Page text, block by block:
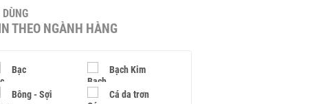
THEO NGÀNH HÀNG
Bạc Bạch Kim
Bông - Sợi Cá da trơn